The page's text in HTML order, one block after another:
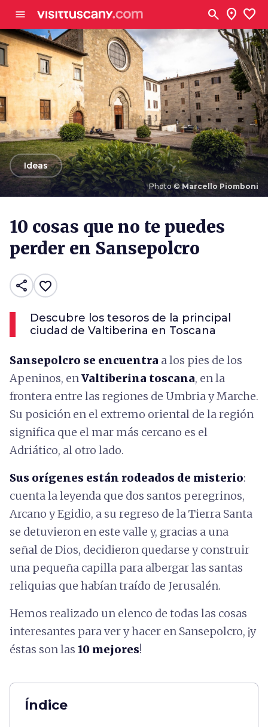
menu search location_on favorite
Photo ©Marcello Piomboni
arrow_backIdeas
10 cosas que no te puedes
perder en Sansepolcro
share favorite_border
Descubre los tesoros de la principal
ciudad de Valtiberina en Toscana
Sansepolcro se encuentra a los pies de los
Apeninos, enValtiberina toscana, en la
frontera entre las regiones de Umbria y Marche.
Su posición en el extremo oriental de la región
significa que el mar más cercano es el
Adriático, al otro lado.
Sus orígenes están rodeados de misterio:
cuenta la leyenda que dos santos peregrinos,
Arcano y Egidio, a su regreso de la Tierra Santa
se detuvieron en este valle y, gracias a una
señal de Dios, decidieron quedarse y construir
una pequeña capilla para albergar las santas
reliquias que habían traído de Jerusalén.
Hemos realizado un elenco de todas las cosas
interesantes para ver y hacer en Sansepolcro, ¡y
éstas son las 10 mejores!
Índice